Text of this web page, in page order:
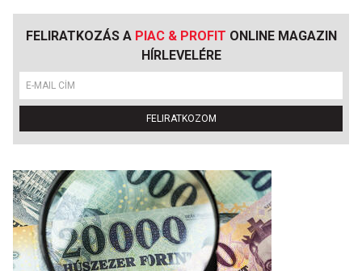
FELIRATKOZÁS A PIAC & PROFIT ONLINE MAGAZIN
HÍRLEVELÉRE
FELIRATKOZOM